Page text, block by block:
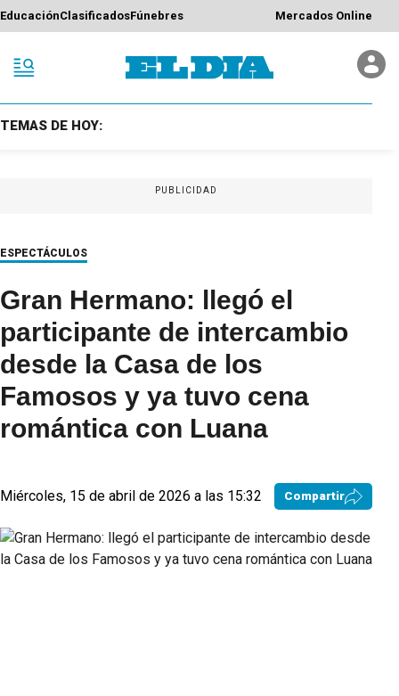
EducaciónClasificadosFúnebres Mercados Online
TEMAS DE HOY:
PUBLICIDAD
ESPECTÁCULOS
Gran Hermano: llegó el
participante de intercambio
desde la Casa de los
Famosos y ya tuvo cena
romántica con Luana
Miércoles, 15 de abril de 2026 a las 15:32 Compartir